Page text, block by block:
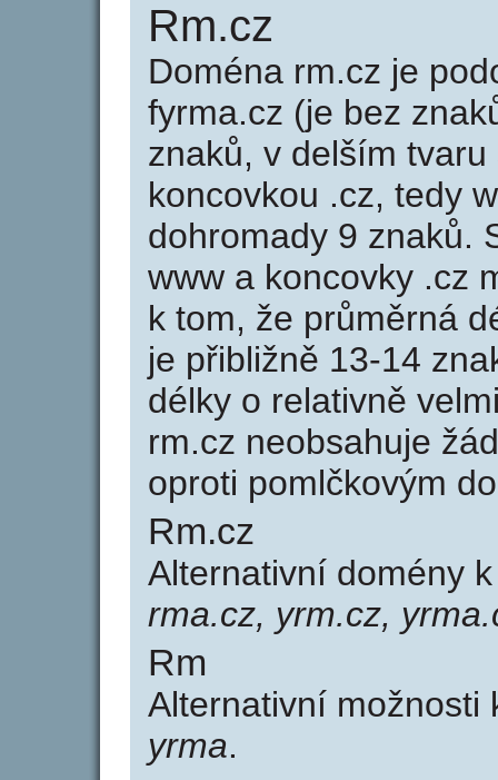
Rm.cz
Doména rm.cz je
fyrma.cz (je bez
znaků, v delším
koncovkou .cz, tedy
dohromady 9 znaků.
www a koncovky .cz
k tom, že průměrná
je přibližně 13-14
délky o relativně
rm.cz neobsahuje
oproti pomlčkovým
Rm.cz
Alternativní domény
rma.cz, yrm.cz,
Rm
Alternativní
yrma.